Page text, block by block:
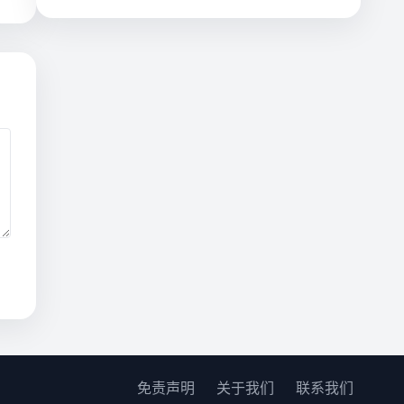
免责声明 关于我们 联系我们